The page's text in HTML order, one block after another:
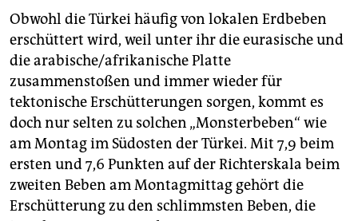
Obwohl die Türkei häufig von lokalen Erdbeben
erschüttert wird, weil unter ihr die eurasische und
die arabische/afrikanische Platte
zusammenstoßen und immer wieder für
tektonische Erschütterungen sorgen, kommt es
doch nur selten zu solchen „Monsterbeben“ wie
am Montag im Südosten der Türkei. Mit 7,9 beim
ersten und 7,6 Punkten auf der Richterskala beim
zweiten Beben am Montagmittag gehört die
Erschütterung zu den schlimmsten Beben, die